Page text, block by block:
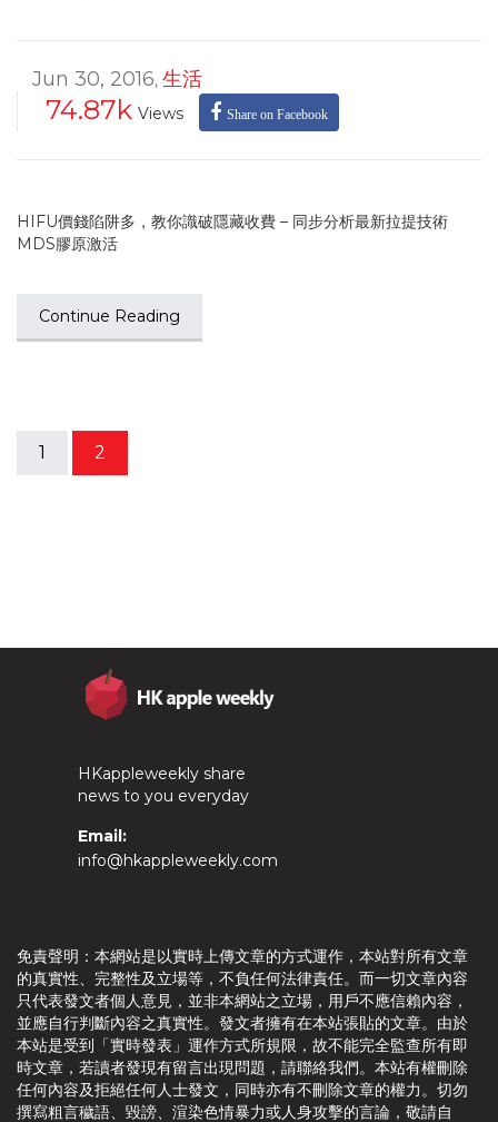
Jun 30, 2016, 生活
74.87k Views Share on Facebook
HIFU價錢陷阱多，教你識破隱藏收費 – 同步分析最新拉提技術
MDS膠原激活
Continue Reading
1 2
HKappleweekly share
news to you everyday
Email:
info@hkappleweekly.com
免責聲明：本網站是以實時上傳文章的方式運作，本站對所有文章
的真實性、完整性及立場等，不負任何法律責任。而一切文章內容
只代表發文者個人意見，並非本網站之立場，用戶不應信賴內容，
並應自行判斷內容之真實性。發文者擁有在本站張貼的文章。由於
本站是受到「實時發表」運作方式所規限，故不能完全監查所有即
時文章，若讀者發現有留言出現問題，請聯絡我們。本站有權刪除
任何內容及拒絕任何人士發文，同時亦有不刪除文章的權力。切勿
撰寫粗言穢語、毀謗、渲染色情暴力或人身攻擊的言論，敬請自